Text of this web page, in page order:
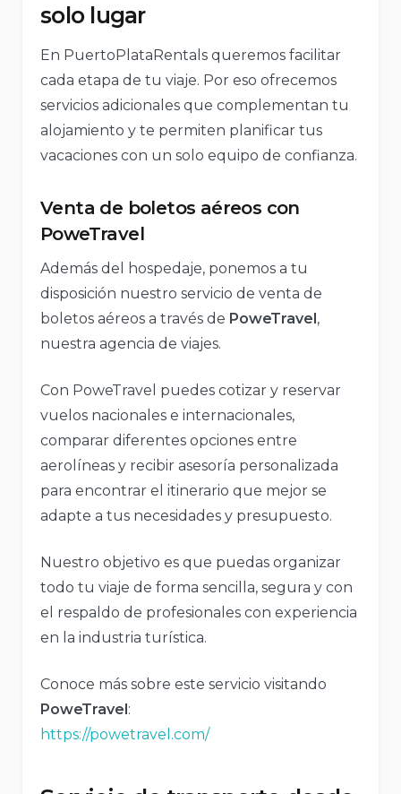
solo lugar
En PuertoPlataRentals queremos facilitar
cada etapa de tu viaje. Por eso ofrecemos
servicios adicionales que complementan tu
alojamiento y te permiten planificar tus
vacaciones con un solo equipo de confianza.
Venta de boletos aéreos con
PoweTravel
Además del hospedaje, ponemos a tu
disposición nuestro servicio de venta de
boletos aéreos a través de PoweTravel ,
nuestra agencia de viajes.
Con PoweTravel puedes cotizar y reservar
vuelos nacionales e internacionales,
comparar diferentes opciones entre
aerolíneas y recibir asesoría personalizada
para encontrar el itinerario que mejor se
adapte a tus necesidades y presupuesto.
Nuestro objetivo es que puedas organizar
todo tu viaje de forma sencilla, segura y con
el respaldo de profesionales con experiencia
en la industria turística.
Conoce más sobre este servicio visitando
PoweTravel :
https://powetravel.com/